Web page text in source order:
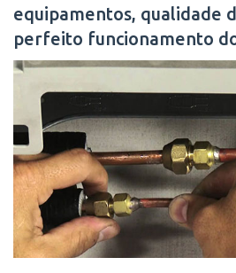
equipamentos, qualidade
perfeito funcionamento